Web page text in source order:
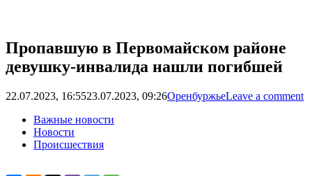
Пропавшую в Первомайском районе
девушку-инвалида нашли погибшей
22.07.2023, 16:5523.07.2023, 09:26ОренбуржьеLeave a comment
Важные новости
Новости
Происшествия